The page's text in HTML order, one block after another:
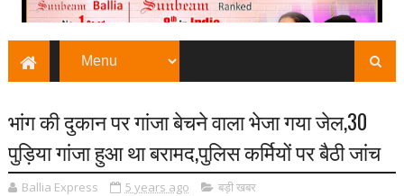
भांग की दुकान पर गांजा बेचने वाला भेजा गया जेल,30
पुड़िया गांजा हुआ था बरामद,पुलिस कर्मियों पर बैठी जांच
Ballia Express 5 years ago बड़ी खबर